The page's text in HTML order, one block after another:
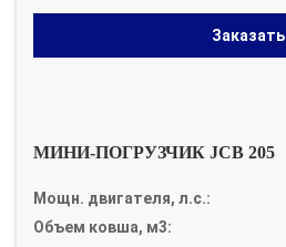
Заказать
МИНИ-ПОГРУЗЧИК JCB 205
Мощн. двигателя, л.с.:
Объем ковша, м3: